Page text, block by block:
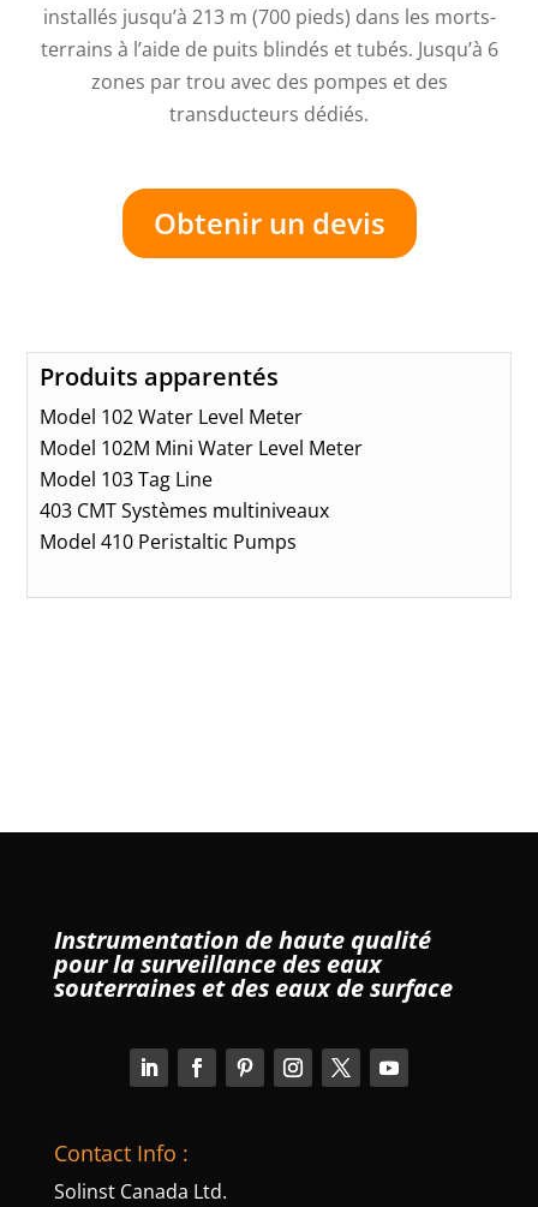
installés jusqu’à 213 m (700 pieds) dans les morts-
terrains à l’aide de puits blindés et tubés. Jusqu’à 6
zones par trou avec des pompes et des
transducteurs dédiés.
Obtenir un devis
Produits apparentés
Model 102 Water Level Meter
Model 102M Mini Water Level Meter
Model 103 Tag Line
403 CMT Systèmes multiniveaux
Model 410 Peristaltic Pumps
Instrumentation de haute qualité
pour la surveillance des eaux
souterraines et des eaux de surface
Contact Info :
Solinst Canada Ltd.